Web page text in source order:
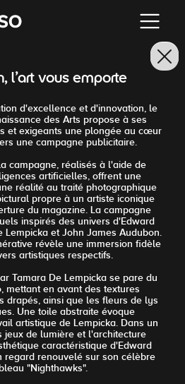
PRINCIPAL
l'art vous emporte
d'excellence et d'innovation, le
des Arts propose à ses
et exigeants une plongée au cœur
une campagne publicitaire.
campagne, réalisés à l'aide de
artificielles, offrent une
réalité au traité photographique
propre à un artiste iconique
du magazine. La campagne
inspirés des univers d'Edward
Lempicka et John James Audubon.
révèle une immersion fidèle
artistiques respectifs.
Tamara De Lempicka se pare du
mettant en avant des textures
drapés, ainsi que les fleurs de lys
Une toile abstraite évoque
artistique de Lempicka. Dans un
jeux de lumière et l'architecture
caractéristique d'Edward
regard renouvelé sur son célèbre
"Nighthawks".